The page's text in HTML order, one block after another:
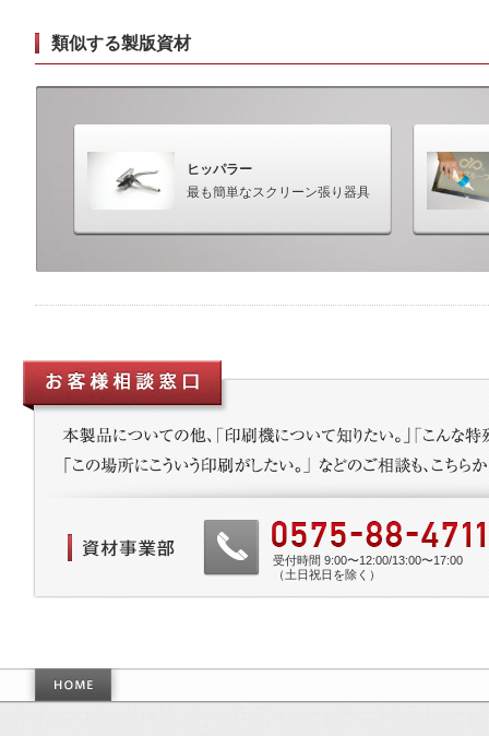
類似する製版資材
ヒッパラー
最も簡単なスクリーン張り器具
受付時間 9:00〜12:00/13:00〜17:00
（土日祝日を除く）